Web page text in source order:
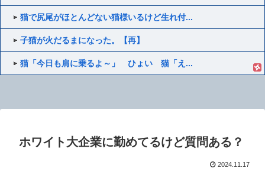
猫で尻尾がほとんどない猫様いるけど生れ付...
子猫が火だるまになった。【再】
猫「今日も肩に乗るよ～」 ひょい 猫「え...
ホワイト大企業に勤めてるけど質問ある？
2024.11.17